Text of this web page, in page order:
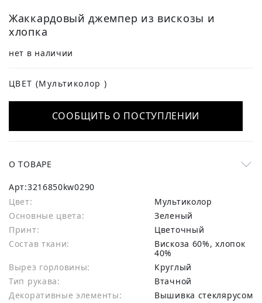
Жаккардовый джемпер из вискозы и
хлопка
нет в наличии
ЦВЕТ (Мультиколор )
СООБЩИТЬ О ПОСТУПЛЕНИИ
О ТОВАРЕ
Арт:3216850kw0290
Цвет:
Мультиколор
Основные цвета:
зеленый
Принт:
Цветочный
Состав ткани:
вискоза 60%, хлопок
40%
Вырез горловины:
Круглый
Тип рукава:
Втачной
Декоративные элементы:
Вышивка стеклярусом